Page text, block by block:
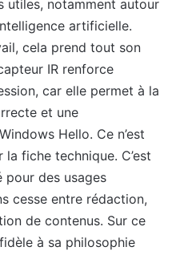
utiles, notamment autour
artificielle.
cela prend tout son
IR renforce
car elle permet à la
et une
Hello. Ce n’est
fiche technique. C’est
pour des usages
cesse entre rédaction,
de contenus. Sur ce
à sa philosophie